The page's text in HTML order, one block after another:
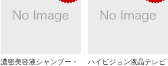
濃密美容液シャンプー・
ハイビジョン液晶テレビ